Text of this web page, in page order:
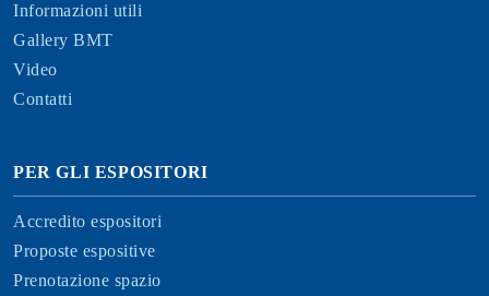
Informazioni utili
Gallery BMT
Video
Contatti
PER GLI ESPOSITORI
Accredito espositori
Proposte espositive
Prenotazione spazio